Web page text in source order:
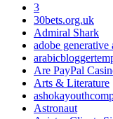
3
30bets.org.uk
Admiral Shark
adobe generative
Are PayPal
Arts & Literature
Astronaut